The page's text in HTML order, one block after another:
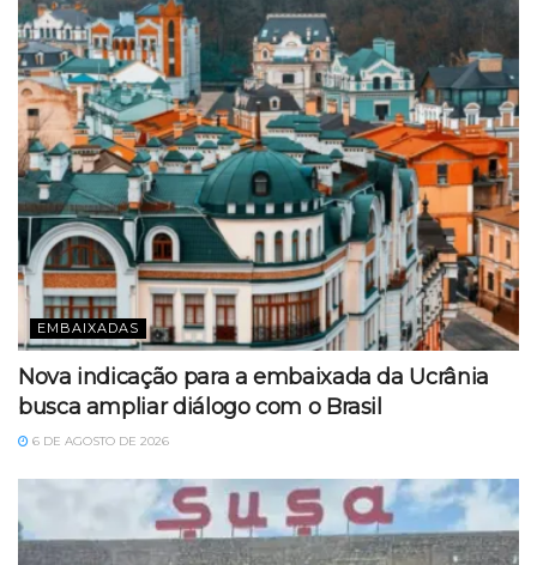
EMBAIXADAS
Nova indicação para a embaixada da Ucrânia
busca ampliar diálogo com o Brasil
6 DE AGOSTO DE 2026